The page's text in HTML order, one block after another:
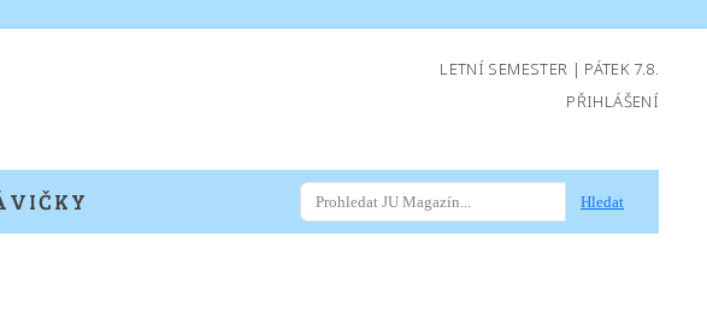
LETNÍ SEMESTER | PÁTEK 7.8.
PŘIHLÁŠENÍ
Hledat